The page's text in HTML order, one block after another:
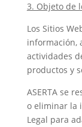
3. Objeto de
Los Sitios
información,
actividades
productos y
ASERTA se
o eliminar la
Legal para